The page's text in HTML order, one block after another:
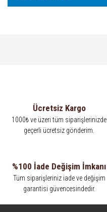
Ücretsiz Kargo
1000₺ ve üzeri tüm siparişlerinizde
geçerli ücretsiz gönderim.
%100 İade Değişim İmkanı
Tüm siparişleriniz iade ve değişim
garantisi güvencesindedir.